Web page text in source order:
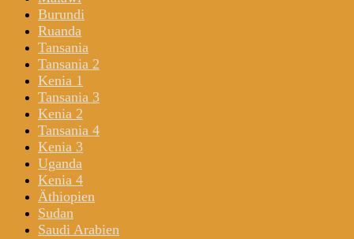
Burundi
Ruanda
Tansania
Tansania 2
Kenia 1
Tansania 3
Kenia 2
Tansania 4
Kenia 3
Uganda
Kenia 4
Äthiopien
Sudan
Saudi Arabien